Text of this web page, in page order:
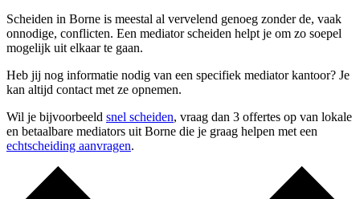
Scheiden in Borne is meestal al vervelend genoeg zonder de, vaak
onnodige, conflicten. Een mediator scheiden helpt je om zo soepel
mogelijk uit elkaar te gaan.
Heb jij nog informatie nodig van een specifiek mediator kantoor? Je
kan altijd contact met ze opnemen.
Wil je bijvoorbeeld snel scheiden, vraag dan 3 offertes op van lokale
en betaalbare mediators uit Borne die je graag helpen met een
echtscheiding aanvragen.